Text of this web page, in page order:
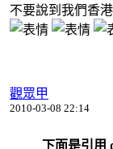
不要說到我們香
觀眾甲
2010-03-08 22:14
下面是引用